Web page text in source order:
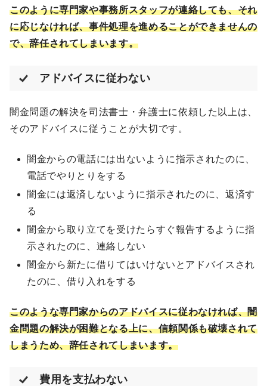
このように専門家や事務所スタッフが連絡しても、それ
に応じなければ、事件処理を進めることができませんの
で、辞任されてしまいます。
アドバイスに従わない
闇金問題の解決を司法書士・弁護士に依頼した以上は、
そのアドバイスに従うことが大切です。
闇金からの電話には出ないように指示されたのに、
電話でやりとりをする
闇金には返済しないように指示されたのに、返済す
る
闇金から取り立てを受けたらすぐ報告するように指
示されたのに、連絡しない
闇金から新たに借りてはいけないとアドバイスされ
たのに、借り入れをする
このような専門家からのアドバイスに従わなければ、闇
金問題の解決が困難となる上に、信頼関係も破壊されて
しまうため、辞任されてしまいます。
費用を支払わない